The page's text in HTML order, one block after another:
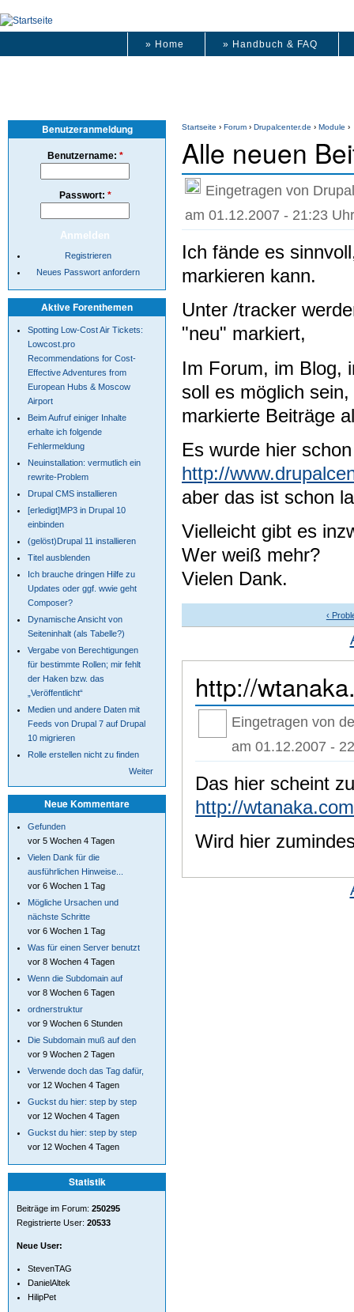
» Home » Handbuch & FAQ
Startseite › Forum › Drupalcenter.de › Module ›
Alle neuen
Eingetragen von
am 01.12.2007 - 21:23 Uhr
Ich fände es
markieren kann.
Unter /tracker
"neu" markiert,
Im Forum, im Blog,
soll es möglich
markierte Beiträge
Es wurde hier
http://
aber das ist schon
Vielleicht gibt es
Wer weiß mehr?
Vielen Dank.
‹
http://
Eingetragen von
am 01.12.2007 -
Das hier scheint
http://
Wird hier
Benutzeranmeldung
Benutzername: *
Passwort: *
Registrieren
Neues Passwort anfordern
Aktive Forenthemen
Spotting Low-Cost Air Tickets:
Lowcost.pro
Recommendations for Cost-
Effective Adventures from
European Hubs & Moscow
Airport
Beim Aufruf einiger Inhalte
erhalte ich folgende
Fehlermeldung
Neuinstallation: vermutlich ein
rewrite-Problem
Drupal CMS installieren
[erledigt]MP3 in Drupal 10
einbinden
(gelöst)Drupal 11 installieren
Titel ausblenden
Ich brauche dringen Hilfe zu
Updates oder ggf. wwie geht
Composer?
Dynamische Ansicht von
Seiteninhalt (als Tabelle?)
Vergabe von Berechtigungen
für bestimmte Rollen; mir fehlt
der Haken bzw. das
„Veröffentlicht“
Medien und andere Daten mit
Feeds von Drupal 7 auf Drupal
10 migrieren
Rolle erstellen nicht zu finden
Weiter
Neue Kommentare
Gefunden
vor 5 Wochen 4 Tagen
Vielen Dank für die
ausführlichen Hinweise...
vor 6 Wochen 1 Tag
Mögliche Ursachen und
nächste Schritte
vor 6 Wochen 1 Tag
Was für einen Server benutzt
vor 8 Wochen 4 Tagen
Wenn die Subdomain auf
vor 8 Wochen 6 Tagen
ordnerstruktur
vor 9 Wochen 6 Stunden
Die Subdomain muß auf den
vor 9 Wochen 2 Tagen
Verwende doch das Tag dafür,
vor 12 Wochen 4 Tagen
Guckst du hier: step by step
vor 12 Wochen 4 Tagen
Guckst du hier: step by step
vor 12 Wochen 4 Tagen
Statistik
Beiträge im Forum: 250295
Registrierte User: 20533
Neue User:
StevenTAG
DanielAltek
HilipPet